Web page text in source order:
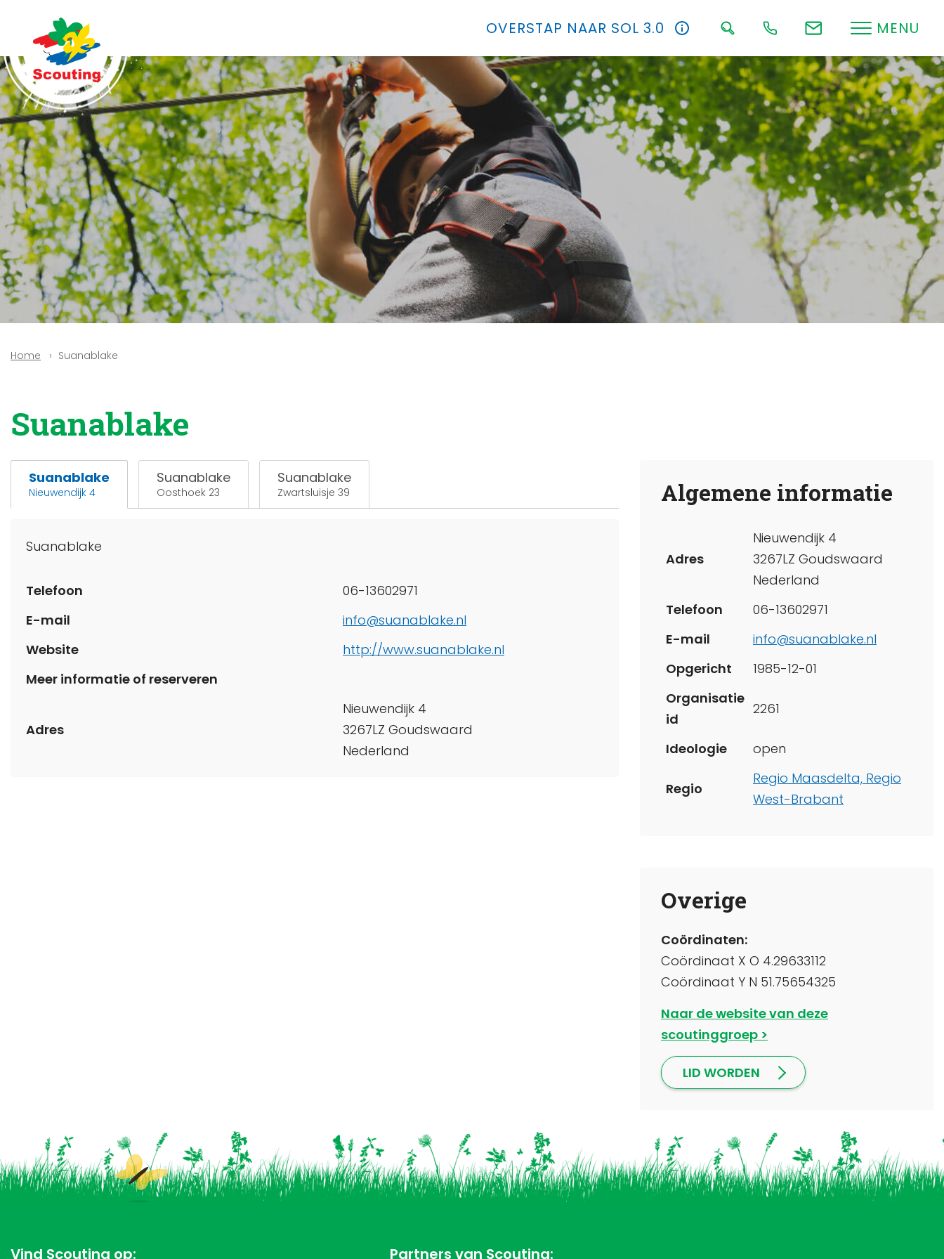
OVERSTAP NAAR SOL 3.0 MENU
Home Suanablake
Suanablake
Suanablake
Nieuwendijk 4
Suanablake
Oosthoek 23
Suanablake
Zwartsluisje 39
Suanablake
Telefoon
06-13602971
E-mail
info@suanablake.nl
Website
http://www.suanablake.nl
Meer informatie of reserveren
Adres
Nieuwendijk 4
3267LZ Goudswaard
Nederland
Algemene informatie
Adres
Nieuwendijk 4
3267LZ Goudswaard
Nederland
Telefoon
06-13602971
E-mail
info@suanablake.nl
Opgericht
1985-12-01
Organisatie
id
2261
Ideologie open
Regio
Regio Maasdelta, Regio
West-Brabant
Overige
Coördinaten:
Coördinaat X O 4.29633112
Coördinaat Y N 51.75654325
Naar de website van deze
scoutinggroep
LID WORDEN
Vind Scouting op: Partners van Scouting: